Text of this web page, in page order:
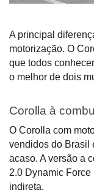
A principal
motorização. O
que todos
o melhor de dois
Corolla à
O Corolla com
vendidos do Brasil
acaso. A versão a
2.0 Dynamic
indireta.